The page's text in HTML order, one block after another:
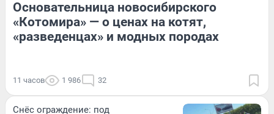
Основательница новосибирского
«Котомира» — о ценах на котят,
«разведенцах» и модных породах
11 часов 1 986 32
Снёс ограждение: под